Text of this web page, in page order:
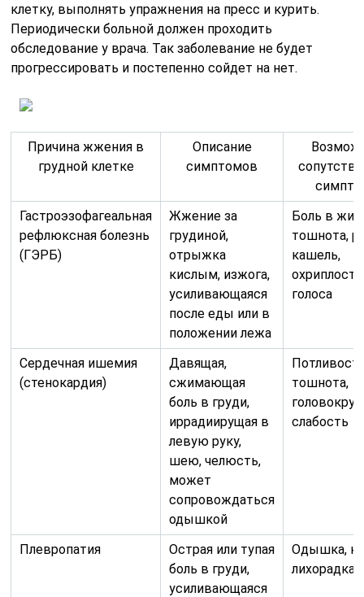
клетку, выполнять упражнения на пресс и курить.
Периодически больной должен проходить
обследование у врача. Так заболевание не будет
прогрессировать и постепенно сойдет на нет.
Причина жжения в
грудной клетке
Описание
симптомов
Гастроэзофагеальная
рефлюксная болезнь
(ГЭРБ)
Жжение за
грудиной,
отрыжка
кислым, изжога,
усиливающаяся
после еды или в
положении лежа
Боль в
тошнота,
кашель,
охриплость
голоса
Сердечная ишемия
(стенокардия)
Давящая,
сжимающая
боль в груди,
иррадиирущая в
левую руку,
шею, челюсть,
может
сопровождаться
одышкой
тошнота,
слабость
Плевропатия
Острая или тупая
боль в груди,
усиливающаяся
Одышка,
лихорадка